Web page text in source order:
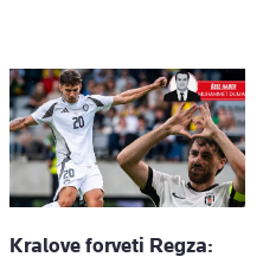
Kralove forveti Regza: